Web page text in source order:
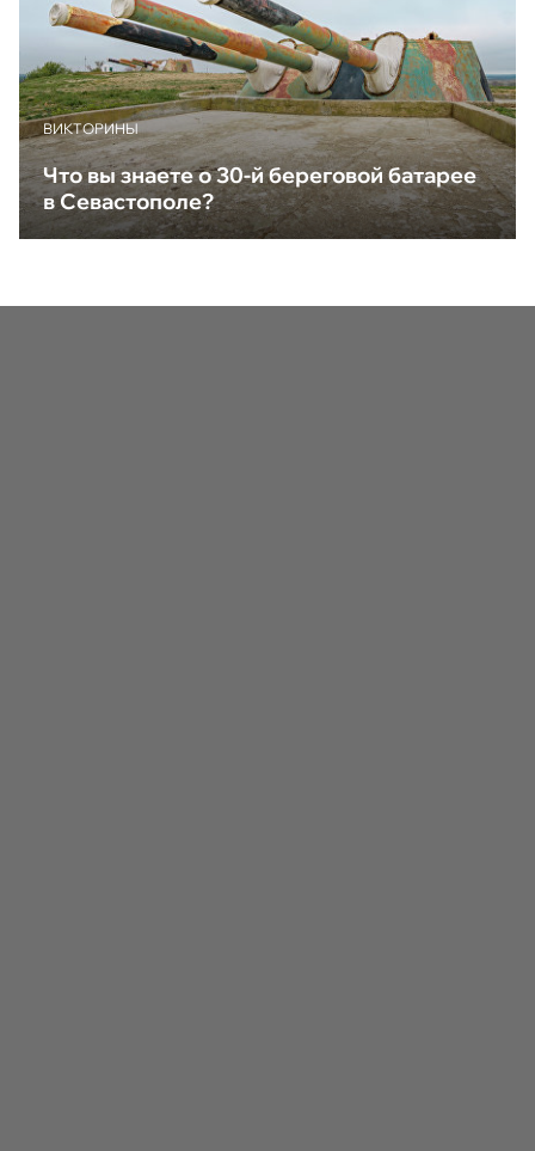
ВИКТОРИНЫ
Что вы знаете о 30-й береговой батарее
в Севастополе?